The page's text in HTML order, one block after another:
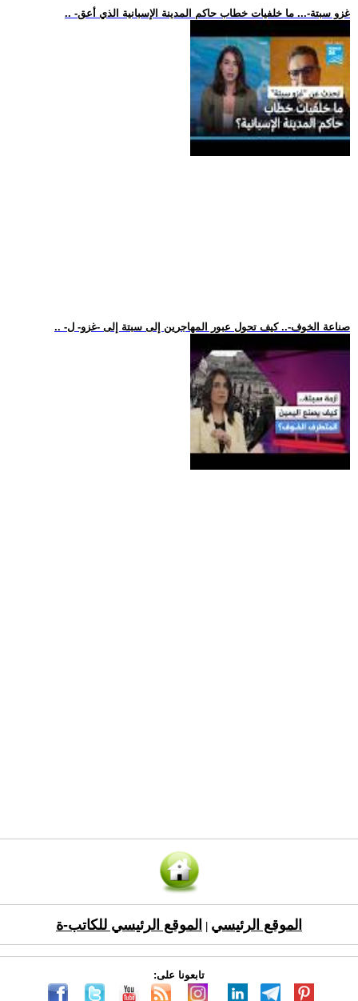
.. -غزو سبتة-... ما خلفيات خطاب حاكم المدينة الإسبانية الذي أعق
.. -صناعة الخوف-.. كيف تحول عبور المهاجرين إلى سبتة إلى -غزو- ل
الموقع الرئيسي الموقع الرئيسي للكاتب-ة
تابعونا على: